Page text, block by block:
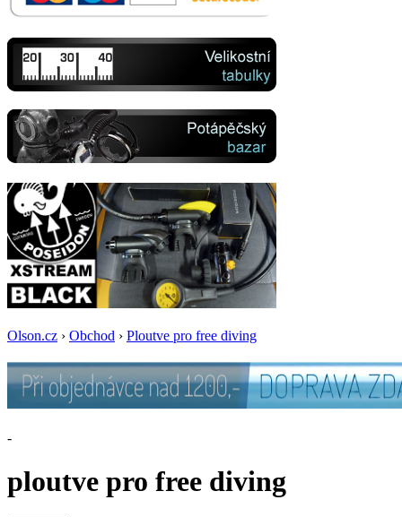
Olson.cz › Obchod › Ploutve pro free diving
-
ploutve pro free diving